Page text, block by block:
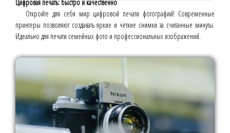
Цифровая печать: быстро и качественно
Откройте для себя мир цифровой печати фотографий! Современные
принтеры позволяют создавать яркие и чёткие снимки за считанные минуты.
Идеально для печати семейных фото и профессиональных изображений.